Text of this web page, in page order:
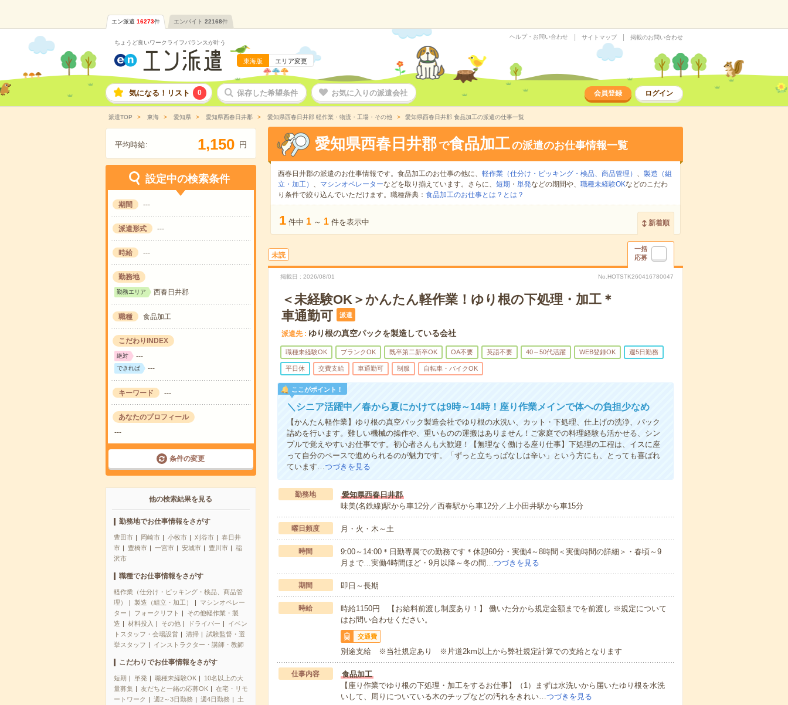
エン派遣 16273件 エンバイト 22168件
ちょうど良いワークライフバランスが叶う
東海版 エリア変更
ヘルプ・お問い合わせ サイトマップ 掲載のお問い合わせ
気になる！リスト 0 保存した希望条件 お気に入りの派遣会社 会員登録 ログイン
派遣TOP 東海 愛知県 愛知県西春日井郡 愛知県西春日井郡 軽作業・物流・工場・その他 愛知県西春日井郡 食品加工の派遣の仕事一覧
平均時給: 1,150 円
設定中の検索条件
期間 ---
派遣形式 ---
時給 ---
勤務地
勤務エリア 西春日井郡
職種 食品加工
こだわりINDEX
絶対 ---
できれば ---
キーワード ---
あなたのプロフィール
---
条件の変更
他の検索結果を見る
勤務地でお仕事情報をさがす
豊田市 岡崎市 小牧市 刈谷市
春日井
市
豊橋市 一宮市 安城市 豊川市
稲
沢市
職種でお仕事情報をさがす
軽作業（仕分け・ピッキング・検品、商品管
理）
製造（組立・加工）
マシンオペレー
ター
フォークリフト
その他軽作業・製
造
材料投入 その他 ドライバー
イベン
トスタッフ・会場設営
清掃
試験監督・選
挙スタッフ
インストラクター・講師・教師
こだわりでお仕事情報をさがす
短期 単発 職種未経験OK
10名以上の大
量募集
友だちと一緒の応募OK
在宅・リモ
ートワーク
週2～3日勤務 週4日勤務
土
愛知県西春日井郡 で食品加工の派遣のお仕事情報一覧
西春日井郡の派遣のお仕事情報です。食品加工のお仕事の他に、 軽作業（仕分け・ピッキング・検品、商品管理） 、 製造（組
立・加工） 、 マシンオペレーターなどを取り揃えています。さらに、 短期 ・ 単発などの期間や、 職種未経験OKなどのこだわ
り条件で絞り込んでいただけます。職種辞典： 食品加工のお仕事とは？とは？
1 件中 1 ～ 1 件を表示中 新着順
未読
一括
応募
掲載日 2026/08/01 No.HOTSTK260416780047
＜未経験OK＞かんたん軽作業！ゆり根の下処理・加工＊
車通勤可
派遣
派遣先 ゆり根の真空パックを製造している会社
職種未経験OK ブランクOK 既卒第二新卒OK OA不要 英語不要 40～50代活躍 WEB登録OK 週5日勤務
平日休 交費支給 車通勤可 制服 自転車・バイクOK
ここがポイント！
＼シニア活躍中／春から夏にかけては9時～14時！座り作業メインで体への負担少なめ
【かんたん軽作業】ゆり根の真空パック製造会社でゆり根の水洗い、カット・下処理、仕上げの洗浄、パック
詰めを行います。難しい機械の操作や、重いものの運搬はありません！ご家庭での料理経験も活かせる、シン
プルで覚えやすいお仕事です。初心者さんも大歓迎！【無理なく働ける座り仕事】下処理の工程は、イスに座
って自分のペースで進められるのが魅力です。「ずっと立ちっぱなしは辛い」という方にも、とっても喜ばれ
ています…つづきを見る
勤務地
愛知県西春日井郡
味美(名鉄線)駅から車12分／西春駅から車12分／上小田井駅から車15分
曜日頻度 月・火・木～土
時間
9:00～14:00＊日勤専属での勤務です＊休憩60分・実働4～8時間＜実働時間の詳細＞・春頃～9
月まで…実働4時間ほど・9月以降～冬の間…つづきを見る
期間 即日～長期
時給
時給1150円 【お給料前渡し制度あり！】 働いた分から規定金額までを前渡し ※規定について
はお問い合わせください。
交通費
別途支給 ※当社規定あり ※片道2km以上から弊社規定計算での支給となります
仕事内容
食品加工
【座り作業でゆり根の下処理・加工をするお仕事】（1）まずは水洗いから届いたゆり根を水洗
いして、周りについている木のチップなどの汚れをきれい…つづきを見る